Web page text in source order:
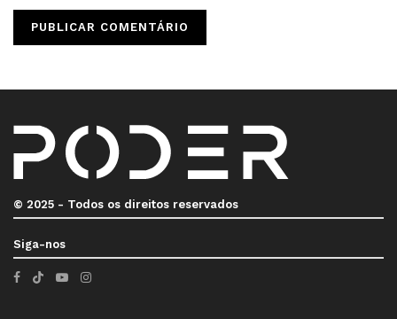
© 2025 - Todos os direitos reservados
Siga-nos